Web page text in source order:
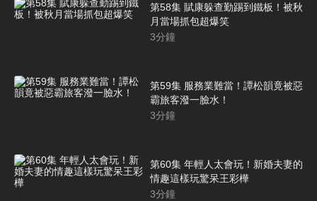
第58集 賦康躲查勤踢到鐵板！被秋
月當場抓包超爆笑
3分鐘
第59集 服務業難當！譚松韻竟被惡
霸旅客潑一臉水！
3分鐘
第60集 年輕人太會玩！新婚夫妻的
情趣這樣玩驚呆王彩樺
3分鐘